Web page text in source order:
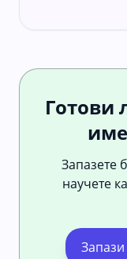
Готови
Запазете
научете